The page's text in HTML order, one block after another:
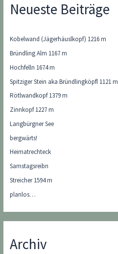
Neueste Beiträge
Kobelwand (Jägerhäuslkopf) 1216 m
Bründling Alm 1167 m
Hochfelln 1674 m
Spitziger Stein aka Bründlingköpfl 1121 m
Rötlwandkopf 1379 m
Zinnkopf 1227 m
Langbürgner See
bergwärts!
Heimatrechteck
Samstagsreibn
Streicher 1594 m
planlos…
Archiv